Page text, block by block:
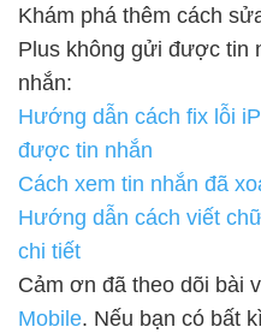
Khám phá thêm cách
Plus không gửi được tin
nhắn:
Hướng dẫn cách fix lỗi
được tin nhắn
Cách xem tin nhắn đã
Hướng dẫn cách viết
chi tiết
Cảm ơn đã theo dõi bài
Mobile. Nếu bạn có bất